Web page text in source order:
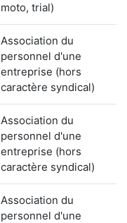
moto, trial)
Association du
personnel d'une
entreprise (hors
caractère syndical)
Association du
personnel d'une
entreprise (hors
caractère syndical)
Association du
personnel d'une